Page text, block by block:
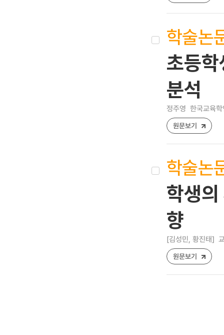
학술논
초등
분석
정주영 한국교육
원문보기
학술논
학생
향
[김성민, 황진태]
원문보기